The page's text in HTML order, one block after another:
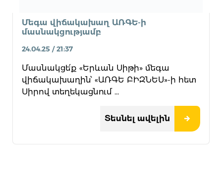
Մեգա վիճակախաղ ԱՌԳԵ-ի
մասնակցությամբ
24.04.25 / 21:37
Մասնակցե՛ք «Երևան Սիթի» մեգա
վիճակախաղին՝ «ԱՌԳԵ ԲԻԶՆԵՍ»-ի հետ
Սիրով տեղեկացնում ...
Տեսնել ավելին